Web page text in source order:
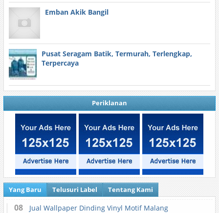
Emban Akik Bangil
Pusat Seragam Batik, Termurah, Terlengkap,
Terpercaya
Periklanan
Yang Baru Telusuri Label Tentang Kami
08 Jual Wallpaper Dinding Vinyl Motif Malang